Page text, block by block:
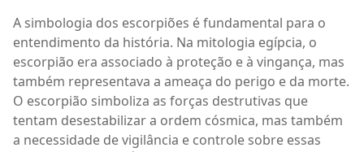
A simbologia dos escorpiões é fundamental para o
entendimento da história. Na mitologia egípcia, o
escorpião era associado à proteção e à vingança, mas
também representava a ameaça do perigo e da morte.
O escorpião simboliza as forças destrutivas que
tentam desestabilizar a ordem cósmica, mas também
a necessidade de vigilância e controle sobre essas